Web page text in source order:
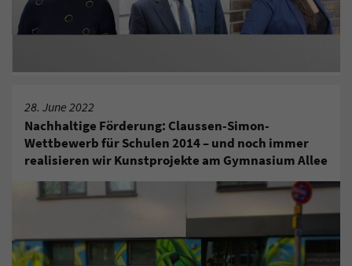
28. June 2022
Nachhaltige Förderung: Claussen-Simon-
Wettbewerb für Schulen 2014 – und noch immer
realisieren wir Kunstprojekte am Gymnasium Allee